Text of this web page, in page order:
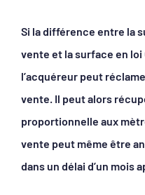
Si la différence entre la
vente et la surface en loi
l’acquéreur peut
vente. Il peut alors
proportionnelle aux
vente peut même être
dans un délai d’un mois